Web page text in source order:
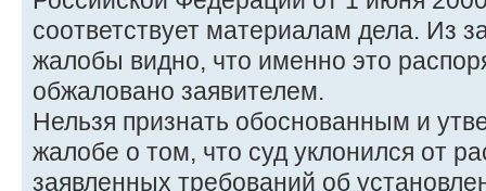
соответствует материалам дела. Из
жалобы видно, что именно это
обжаловано заявителем.
Нельзя признать обоснованным и
жалобе о том, что суд уклонился от
заявленных требований об